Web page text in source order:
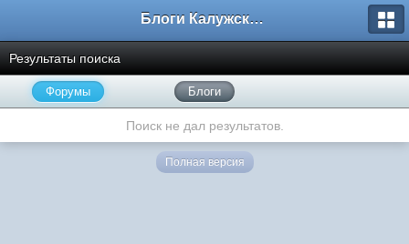
Блоги Калужского перекрестка
Результаты поиска
Форумы Блоги
Поиск не дал результатов.
Полная версия